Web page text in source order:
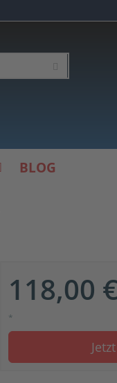
BLOG
118,00 €
*